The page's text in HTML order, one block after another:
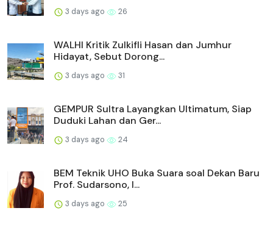
3 days ago 26
WALHI Kritik Zulkifli Hasan dan Jumhur
Hidayat, Sebut Dorong...
3 days ago 31
GEMPUR Sultra Layangkan Ultimatum, Siap
Duduki Lahan dan Ger...
3 days ago 24
BEM Teknik UHO Buka Suara soal Dekan Baru
Prof. Sudarsono, I...
3 days ago 25